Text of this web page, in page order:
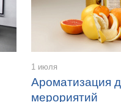
1 июля
Ароматизация
мерориятий